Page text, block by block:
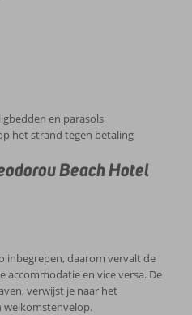
en parasols
het strand tegen betaling
Beach Hotel
inbegrepen, daarom vervalt de
accommodatie en vice versa. De
verwijst je naar het
welkomstenvelop.